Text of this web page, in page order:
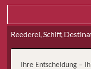
Ihre Entscheidung –